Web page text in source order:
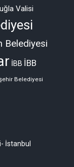
Valisi
Belediyesi
İBB İBB
Belediyesi
İstanbul